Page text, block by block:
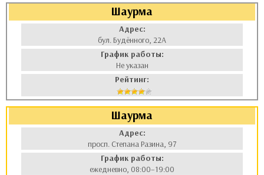
Шаурма
Адрес:
бул. Будённого, 22А
График работы:
Не указан
Рейтинг:
Шаурма
Адрес:
просп. Степана Разина, 97
График работы:
ежедневно, 08:00–19:00